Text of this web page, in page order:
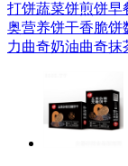
打饼蔬菜饼煎饼早
奥营养饼干香脆饼
力曲奇奶油曲奇抹